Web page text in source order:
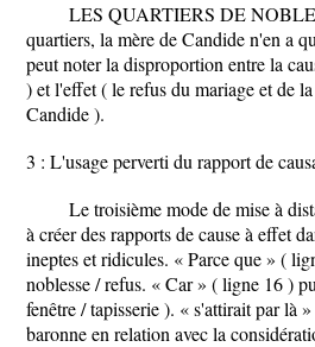
LES QUARTIERS DE
quartiers, la mère de Candide n'en a
peut noter la disproportion entre la
) et l'effet ( le refus du mariage et de
Candide ).
3 : L'usage perverti du rapport de
Le troisième mode de mise à
à créer des rapports de cause à effet
ineptes et ridicules. « Parce que » (
noblesse / refus. « Car » ( ligne 16 )
fenêtre / tapisserie ). « s'attirait par là
baronne en relation avec la